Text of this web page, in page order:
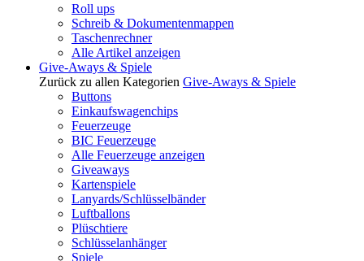
Roll ups
Schreib & Dokumentenmappen
Taschenrechner
Alle Artikel anzeigen
Give-Aways & Spiele
Zurück zu allen Kategorien Give-Aways & Spiele
Buttons
Einkaufswagenchips
Feuerzeuge
BIC Feuerzeuge
Alle Feuerzeuge anzeigen
Giveaways
Kartenspiele
Lanyards/Schlüsselbänder
Luftballons
Plüschtiere
Schlüsselanhänger
Spiele